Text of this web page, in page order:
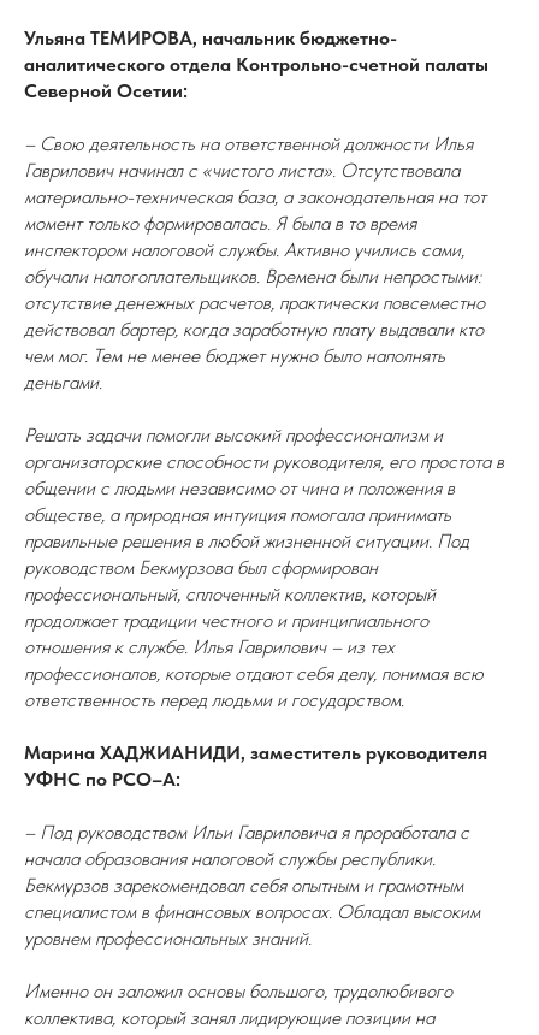
Ульяна ТЕМИРОВА, начальник бюджетно-
аналитического отдела Контрольно-счетной палаты
Северной Осетии:
– Свою деятельность на ответственной должности Илья
Гаврилович начинал с «чистого листа». Отсутствовала
материально-техническая база, а законодательная на тот
момент только формировалась. Я была в то время
инспектором налоговой службы. Активно учились сами,
обучали налогоплательщиков. Времена были непростыми:
отсутствие денежных расчетов, практически повсеместно
действовал бартер, когда заработную плату выдавали кто
чем мог. Тем не менее бюджет нужно было наполнять
деньгами.
Решать задачи помогли высокий профессионализм и
организаторские способности руководителя, его простота в
общении с людьми независимо от чина и положения в
обществе, а природная интуиция помогала принимать
правильные решения в любой жизненной ситуации. Под
руководством Бекмурзова был сформирован
профессиональный, сплоченный коллектив, который
продолжает традиции честного и принципиального
отношения к службе. Илья Гаврилович – из тех
профессионалов, которые отдают себя делу, понимая всю
ответственность перед людьми и государством.
Марина ХАДЖИАНИДИ, заместитель руководителя
УФНС по РСО–А:
– Под руководством Ильи Гавриловича я проработала с
начала образования налоговой службы республики.
Бекмурзов зарекомендовал себя опытным и грамотным
специалистом в финансовых вопросах. Обладал высоким
уровнем профессиональных знаний.
Именно он заложил основы большого, трудолюбивого
коллектива, который занял лидирующие позиции на